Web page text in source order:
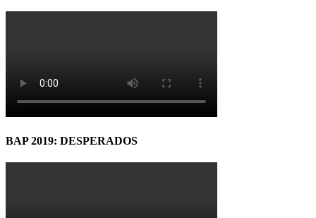
BAP 2019: DESPERADOS